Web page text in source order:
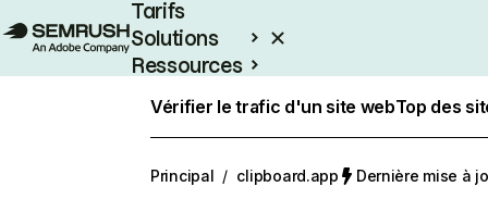
Tarifs
Solutions
Ressources
Vérifier le trafic d'un site webTop des
Principal / clipboard.app Dernière mise à